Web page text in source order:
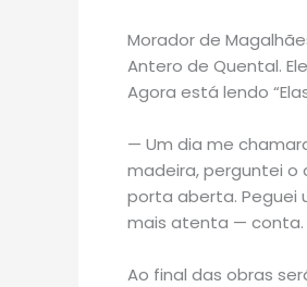
Morador de
Antero de Quental.
Agora está lendo
— Um dia me
madeira, perguntei o
porta aberta. Peguei
mais atenta — conta.
Ao final das obras